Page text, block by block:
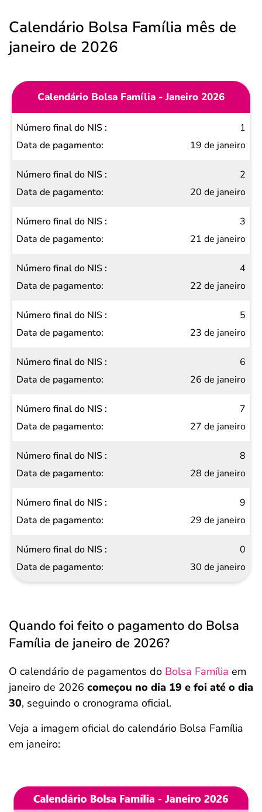
Calendário Bolsa Família mês de
janeiro de 2026
Calendário Bolsa Família - Janeiro 2026
Número
final do
Data de
pagamento
1
19 de janeiro
2
20 de janeiro
3
21 de janeiro
4
22 de janeiro
5
23 de janeiro
6
26 de janeiro
7
27 de janeiro
8
28 de janeiro
9
29 de janeiro
0
30 de janeiro
Quando foi feito o pagamento do Bolsa
Família de janeiro de 2026?
O calendário de pagamentos do Bolsa Família em
janeiro de 2026 começou no dia 19 e foi até o dia
30, seguindo o cronograma oficial.
Veja a imagem oficial do calendário Bolsa Família
em janeiro: